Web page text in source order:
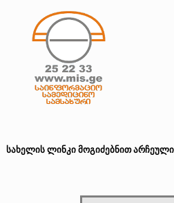
სახელის ლინკი მოგიძებნით არჩეული